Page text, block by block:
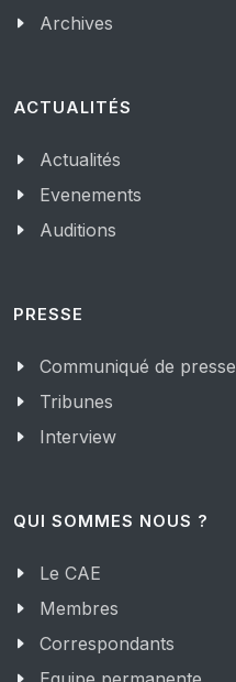
Archives
ACTUALITÉS
Actualités
Evenements
Auditions
PRESSE
Communiqué de presse
Tribunes
Interview
QUI SOMMES NOUS ?
Le CAE
Membres
Correspondants